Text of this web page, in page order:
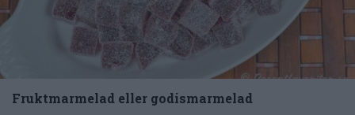
Fruktmarmelad eller godismarmelad